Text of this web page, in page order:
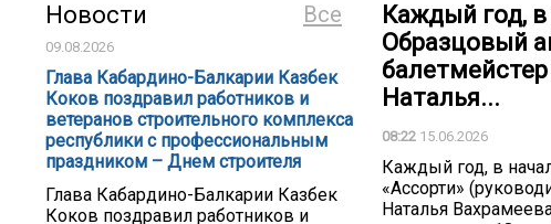
Все
Новости
09.08.2026
Глава Кабардино-Балкарии Казбек
Коков поздравил работников и
ветеранов строительного комплекса
республики с профессиональным
праздником – Днем строителя
Глава Кабардино-Балкарии Казбек
Коков поздравил работников и
Каждый год,
Образцовый
Наталья...
08:22 15.06.2026
Каждый год, в
«Ассорти»
Наталья